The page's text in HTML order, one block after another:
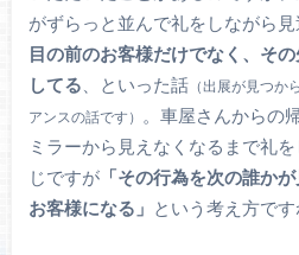
がずらっと並んで礼をしながら
目の前のお客様だけでなく、そ
してる 、といった話（出展が見つか
アンスの話です） 。車屋さんからの
ミラーから見えなくなるまで礼
じですが「その行為を次の誰か
お客様になる」 という考え方です